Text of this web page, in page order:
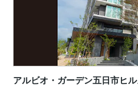
アルビオ・ガーデン五日市ヒ